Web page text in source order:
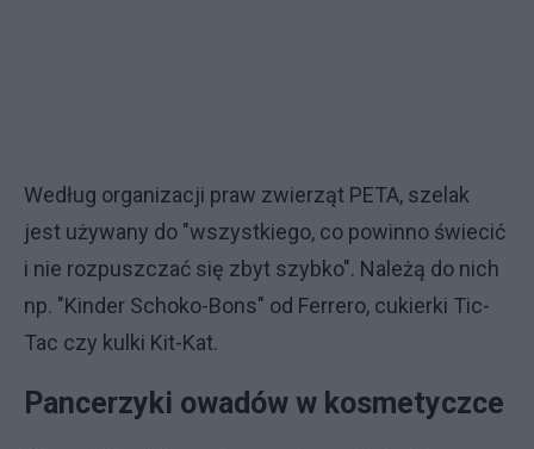
Według organizacji praw zwierząt PETA, szelak
jest używany do "wszystkiego, co powinno świecić
i nie rozpuszczać się zbyt szybko". Należą do nich
np. "Kinder Schoko-Bons" od Ferrero, cukierki Tic-
Tac czy kulki Kit-Kat.
Pancerzyki owadów w kosmetyczce